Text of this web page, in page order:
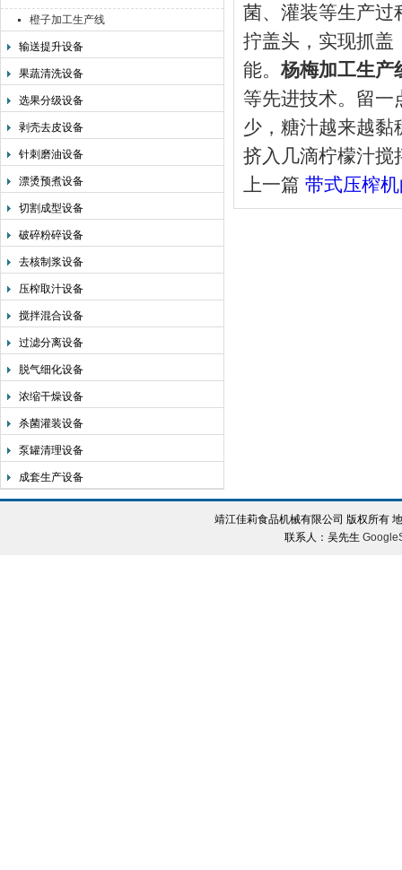
橙子加工生产线
输送提升设备
果蔬清洗设备
选果分级设备
剥壳去皮设备
针刺磨油设备
漂烫预煮设备
切割成型设备
破碎粉碎设备
去核制浆设备
压榨取汁设备
搅拌混合设备
过滤分离设备
脱气细化设备
浓缩干燥设备
杀菌灌装设备
泵罐清理设备
成套生产设备
菌、灌装等生产过
拧盖头，实现抓
能。杨梅加工生产
等先进技术。留一
少，糖汁越来越黏
挤入几滴柠檬汁搅
上一篇 带式压榨
靖江佳莉食品机械有限公司 版权所有
联系人：吴先生